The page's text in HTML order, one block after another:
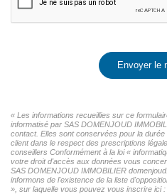
Envoyer le
« Les informations recueillies sur ce
informatisé par SAS DOMENJOUD
contact. Elles sont conservées pour la
client dans le respect des prescriptions
conseillers Conformément à la loi «
votre droit d'accès aux données vous
SAS DOMENJOUD IMMOBILIER
informons de l'existence de la liste
», sur laquelle vous pouvez vous inscrire ici :